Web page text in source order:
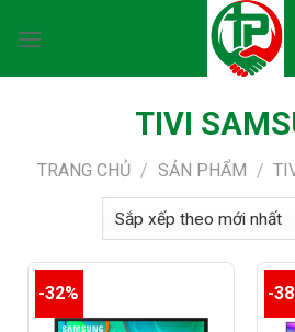
đến
TIVI
TRANG CHỦ / SẢN PHẨM /
-32% -